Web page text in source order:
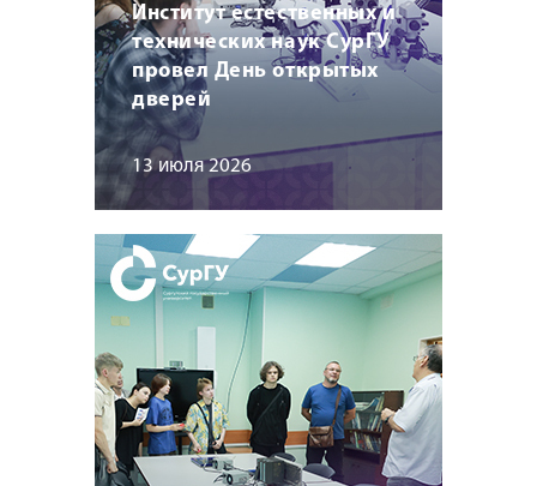
Институт естественных и
технических наук СурГУ
провел День открытых
дверей
13 июля 2026